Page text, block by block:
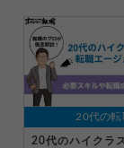
20代の転
20代のハイクラ